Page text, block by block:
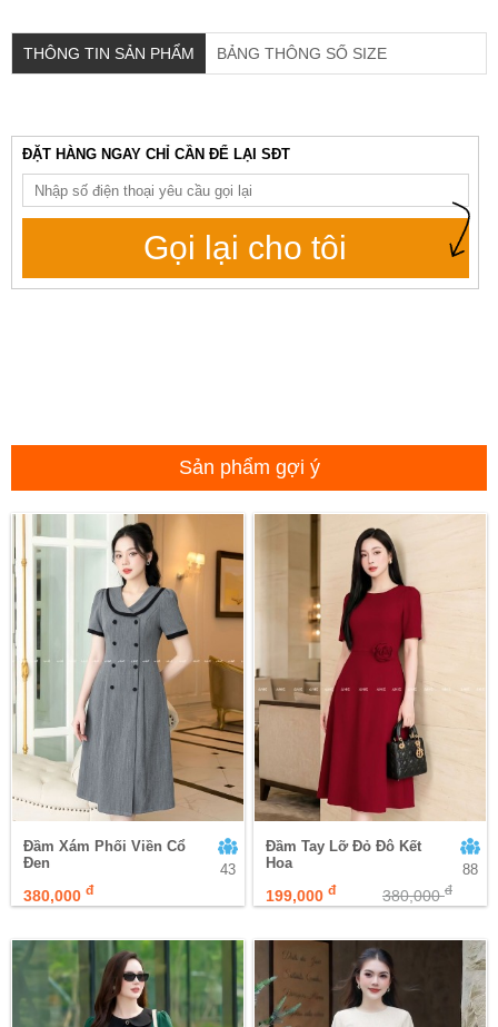
THÔNG TIN SẢN PHẨM BẢNG THÔNG SỐ SIZE
ĐẶT HÀNG NGAY CHỈ CẦN ĐỂ LẠI SĐT
Gọi lại cho tôi
Sản phẩm gợi ý
Đầm Xám Phối Viền Cổ
Đen
380,000đ
43
Đầm Tay Lỡ Đỏ Đô Kết
Hoa
199,000đ 380,000đ
88